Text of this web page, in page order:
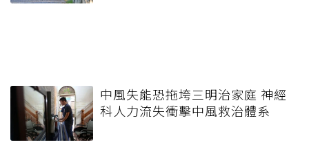
中風失能恐拖垮三明治家庭 神經
科人力流失衝擊中風救治體系